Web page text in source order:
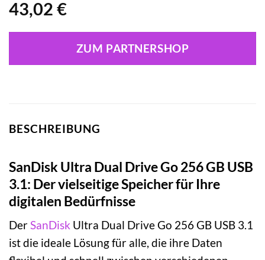
43,02 €
ZUM PARTNERSHOP
BESCHREIBUNG
SanDisk Ultra Dual Drive Go 256 GB USB
3.1: Der vielseitige Speicher für Ihre
digitalen Bedürfnisse
DerSanDisk Ultra Dual Drive Go 256 GB USB 3.1
ist die ideale Lösung für alle, die ihre Daten